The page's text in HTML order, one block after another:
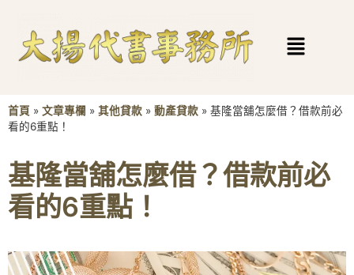
首頁 » 文章專欄 » 其他貸款 » 動產貸款 » 基隆當舖怎麼借？借款前必
看的6重點！
基隆當舖怎麼借？借款前必
看的6重點！